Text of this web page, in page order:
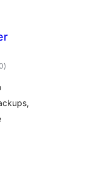
valoraciones
en
)